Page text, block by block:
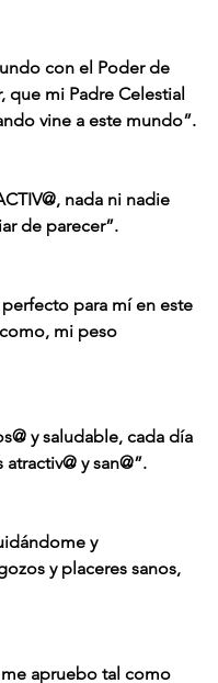
con el Poder de
que mi Padre Celestial
vine a este mundo”.
nada ni nadie
de parecer”.
para mí en este
mi peso
y saludable, cada día
y san@”.
y
y placeres sanos,
me apruebo tal como